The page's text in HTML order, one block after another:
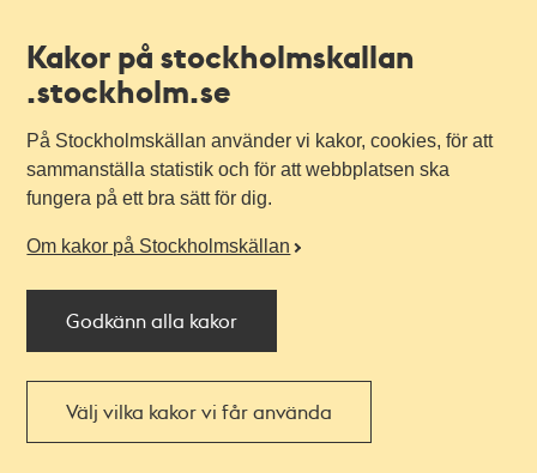
Kakor på stockholmskallan
.stockholm.se
På Stockholmskällan använder vi kakor, cookies, för att
sammanställa statistik och för att webbplatsen ska
fungera på ett bra sätt för dig.
Om kakor på Stockholmskällan
Godkänn alla kakor
Välj vilka kakor vi får använda